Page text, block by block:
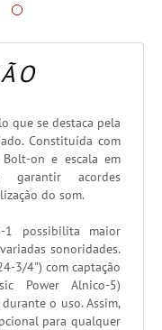
que se destaca pela
Constituída com
on e escala em
garantir acordes
do som.
possibilita maior
sonoridades.
3/4") com captação
Power Alnico-5)
o uso. Assim,
para qualquer